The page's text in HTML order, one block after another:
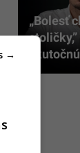
„Bolesť
→